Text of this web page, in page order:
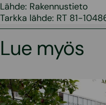
Lähde: Rakennustieto
Tarkka lähde: RT 81-
Lue myös